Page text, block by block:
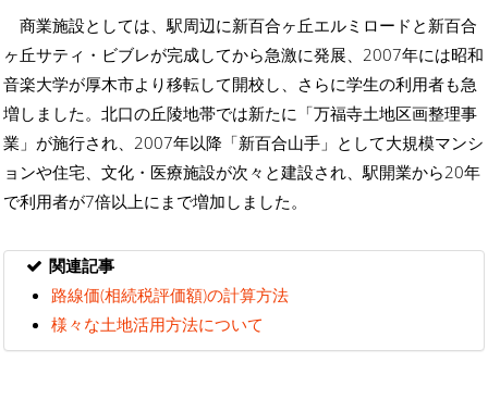
商業施設としては、駅周辺に新百合ヶ丘エルミロードと新百合
ヶ丘サティ・ビブレが完成してから急激に発展、2007年には昭和
音楽大学が厚木市より移転して開校し、さらに学生の利用者も急
増しました。北口の丘陵地帯では新たに「万福寺土地区画整理事
業」が施行され、2007年以降「新百合山手」として大規模マンシ
ョンや住宅、文化・医療施設が次々と建設され、駅開業から20年
で利用者が7倍以上にまで増加しました。
関連記事
路線価(相続税評価額)の計算方法
様々な土地活用方法について